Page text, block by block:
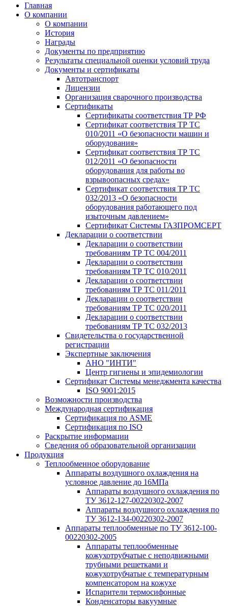
Главная
О компании
О компании
История
Награды
Документы по предприятию
Результаты специальной оценки условий труда
Документы и сертификаты
Автотранспорт
Лицензии
Организация сварочного производства
Cертификаты
Сертификаты соответствия ТР РФ
Сертификат соответствия ТР ТС
010/2011 «О безопасности машин и
оборудования»
Сертификат соответствия ТР ТС
012/2011 «О безопасности
оборудования для работы во
взрывоопасных средах»
Сертификат соответствия ТР ТС
032/2013 «О безопасности
оборудования работающего под
изыточным давлением»
Сертификат Системы ГАЗПРОМСЕРТ
Декларации о соответствии
Декларации о соответствии
требованиям ТР ТС 004/2011
Декларации о соответствии
требованиям ТР ТС 010/2011
Декларации о соответствии
требованиям ТР ТС 011/2011
Декларации о соответствии
требованиям ТР ТС 020/2011
Декларации о соответствии
требованиям ТР ТС 032/2013
Свидетельства о государственной
регистрации
Экспертные заключения
АНО "ИНТИ"
Центр гигиены и эпидемиологии
Сертификат Системы менеджмента качества
ISO 9001:2015
Возможности производства
Международная сертификация
Сертификация по ASME
Сертификация по ISO
Раскрытие информации
Сведения об образовательной организации
Продукция
Теплообменное оборудование
Аппараты воздушного охлаждения на
условное давление до 16МПа
Аппараты воздушного охлаждения по
ТУ 3612-127-00220302-2007
Аппараты воздушного охлаждения по
ТУ 3612-134-00220302-2007
Аппараты теплообменные по ТУ 3612-100-
00220302-2005
Аппараты теплообменные
кожухотрубчатые с неподвижными
трубными решетками и
кожухотрубчатые с температурным
компенсатором на кожухе
Испарители термосифонные
Конденсаторы вакуумные